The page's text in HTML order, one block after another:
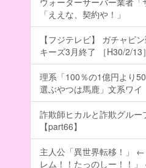
「ええな、契約や！」
【フジテレビ】 ガチャピ
キーズ3月終了 ［H30/2/13］
理系「100％の1億円より
選ぶやつは馬鹿」文系ワイ
詐欺師ヒカルと詐欺グル
【part66】
主人公「異世界転移！」
レム！！たっのしー！！